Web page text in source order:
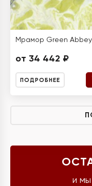
Мрамор Green Abbey
от 34 442 ₽
ПОДРОБНЕЕ
и